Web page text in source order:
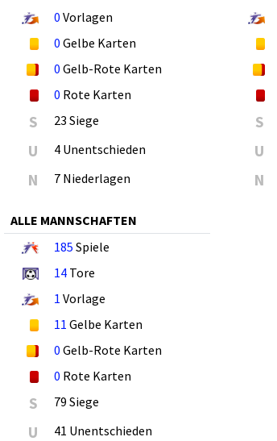
0 Vorlagen
0 Gelbe Karten
0 Gelb-Rote Karten
0 Rote Karten
S 23 Siege
U 4 Unentschieden
N 7 Niederlagen
S
U
N
ALLE MANNSCHAFTEN
185 Spiele
14 Tore
1 Vorlage
11 Gelbe Karten
0 Gelb-Rote Karten
0 Rote Karten
S 79 Siege
U 41 Unentschieden